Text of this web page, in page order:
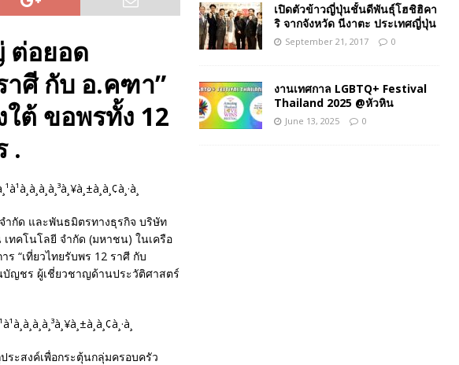
ต่อยอด
าศี กับ อ.คฑา”
ต้ ขอพรทั้ง 12
.
ำกัด และพันธมิตรทางธุรกิจ บริษัท
ทคโนโลยี จำกัด (มหาชน) ในเครือ
ร “เที่ยวไทยรับพร 12 ราศี กับ
ญชร ผู้เชี่ยวชาญด้านประวัติศาสตร์
ระสงค์เพื่อกระตุ้นกลุ่มครอบครัว
เปิดตัวข้าวญี่ปุ่นชั้นดีพันธุ์โฮชิฮิคา
ริ จากจังหวัด นีงาตะ ประเทศญี่ปุ่น
September 21, 2017 0
งานเทศกาล LGBTQ+ Festival
Thailand 2025 @หัวหิน
June 13, 2025 0